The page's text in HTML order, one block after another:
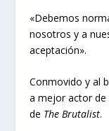
«Debemos
nosotros y a
aceptación».
Conmovido y al
a mejor actor
de The Brutalist.